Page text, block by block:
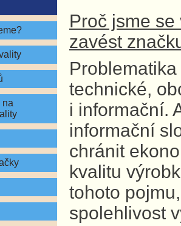
na
Proč jsme
zavést
technické,
i informační.
informační
chránit
kvalitu
tohoto
spolehlivost